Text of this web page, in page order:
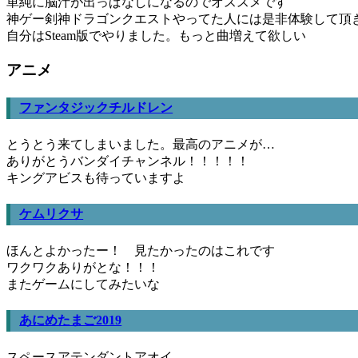
神ゲー剣神ドラゴンクエストやってた人には是非体験して頂
自分はSteam版でやりました。もっと曲増えて欲しい
アニメ
ファンタジックチルドレン
とうとう来てしまいました。最高のアニメが…
ありがとうバンダイチャンネル！！！！！
キングアビスも待っていますよ
ケムリクサ
ほんとよかったー！ 見たかったのはこれです
ワクワクありがとな！！！
またゲームにしてみたいな
あにめたまご2019